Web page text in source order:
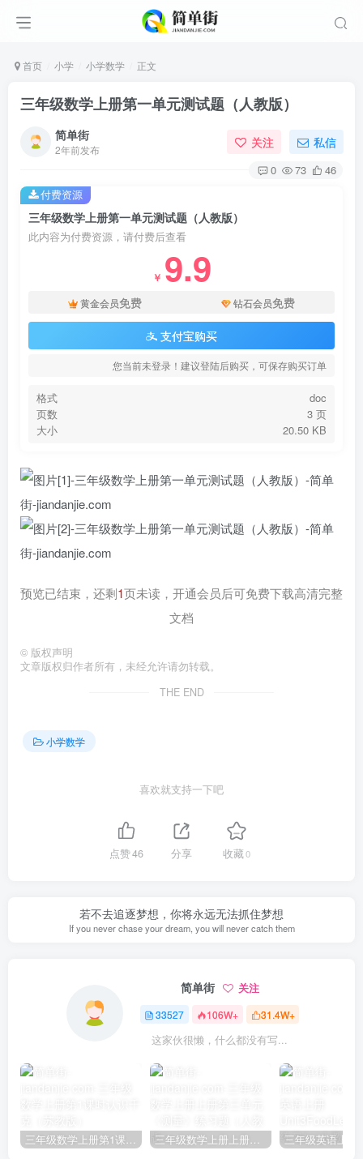
首页 小学 小学数学 正文
三年级数学上册第一单元测试题（人教版）
简单街
2年前发布 关注 私信
0 73 46
三年级数学上册第一单元测试题（人教版）
此内容为付费资源，请付费后查看
￥ 9.9
黄金会员免费 钻石会员免费
支付宝购买
您当前未登录！建议登陆后购买，可保存购买订单
格式
doc
页数
3 页
大小
20.50 KB
付费资源
预览已结束，还剩1页未读，开通会员后可免费下载高清完整
文档
© 版权声明
文章版权归作者所有，未经允许请勿转载。
THE END
小学数学
喜欢就支持一下吧
点赞46 分享 收藏0
若不去追逐梦想，你将永远无法抓住梦想
If you never chase your dream, you will never catch them
简单街 关注
33527 106W+ 31.4W+
这家伙很懒，什么都没有写...